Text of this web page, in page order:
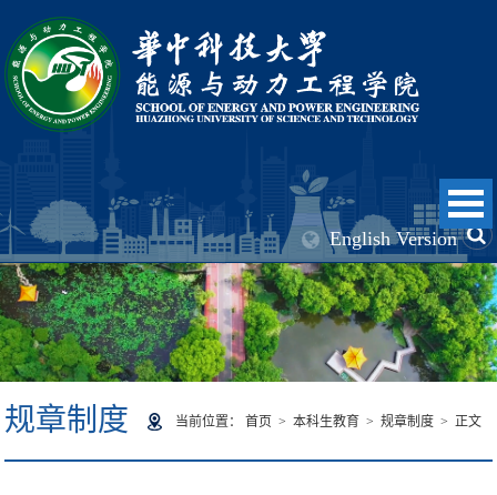
English Version
规章制度 当前位置： 首页 > 本科生教育 > 规章制度> 正文